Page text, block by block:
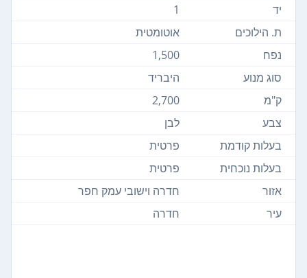
יד
1
ת. הילוכים
אוטומטית
נפח
1,500
סוג מנוע
היבריד
ק"מ
2,700
צבע
לבן
בעלות קודמת
פרטית
בעלות נוכחית
פרטית
אזור
חדרה וישובי עמק חפר
עיר
חדרה